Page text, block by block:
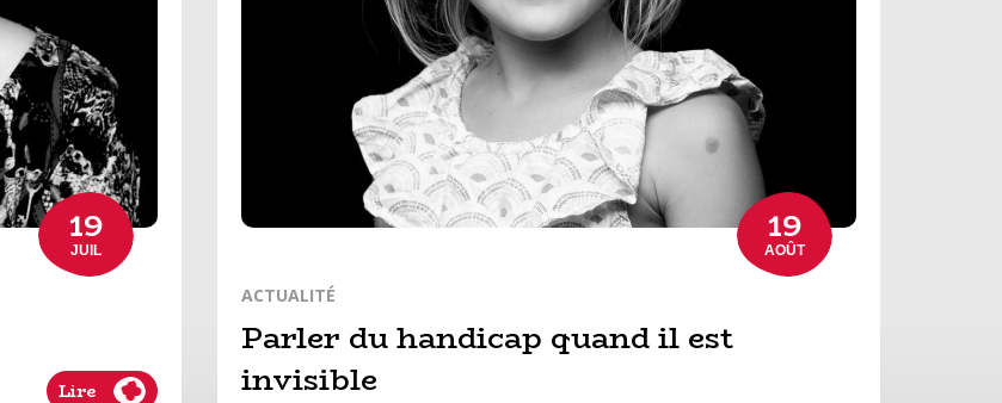
19
JUIL
Lire
19
AOÛT
ACTUALITÉ
Parler du handicap quand il est
invisible